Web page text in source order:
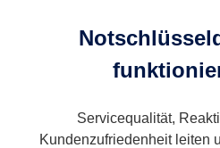
Servicequalität,
Kundenzufriedenheit leiten